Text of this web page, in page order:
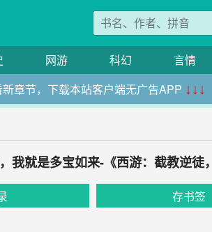
网游 科幻 言情
章节，下载本站客户端无广告APP ↓↓↓
我就是多宝如来-《西游：截教逆徒
存书签